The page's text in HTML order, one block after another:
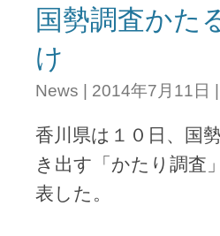
国勢調査かた
け
News | 2014年7月11日 |
香川県は１０日、国
き出す「かたり調査
表した。